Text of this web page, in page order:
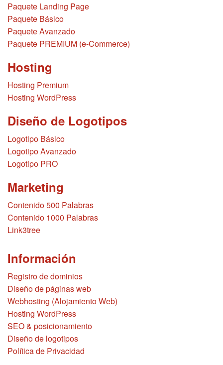
Paquete Landing Page
Paquete Básico
Paquete Avanzado
Paquete PREMIUM (e-Commerce)
Hosting
Hosting Premium
Hosting WordPress
Diseño de Logotipos
Logotipo Básico
Logotipo Avanzado
Logotipo PRO
Marketing
Contenido 500 Palabras
Contenido 1000 Palabras
Link3tree
Información
Registro de dominios
Diseño de páginas web
Webhosting (Alojamiento Web)
Hosting WordPress
SEO & posicionamiento
Diseño de logotipos
Política de Privacidad